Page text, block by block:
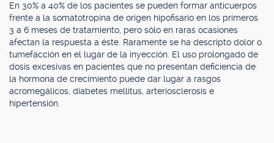
En 30% a 40% de los pacientes se pueden formar anticuerpos
frente a la somatotropina de origen hipofisario en los primeros
3 a 6 meses de tratamiento, pero sólo en raras ocasiones
afectan la respuesta a éste. Raramente se ha descripto dolor o
tumefacción en el lugar de la inyección. El uso prolongado de
dosis excesivas en pacientes que no presentan deficiencia de
la hormona de crecimiento puede dar lugar a rasgos
acromegálicos, diabetes mellitus, arteriosclerosis e
hipertensión.